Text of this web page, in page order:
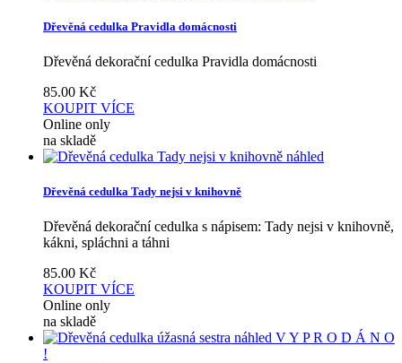
Dřevěná cedulka Pravidla domácnosti
Dřevěná dekorační cedulka Pravidla domácnosti
85.00 Kč
KOUPIT VÍCE
Online only
na skladě
náhled
Dřevěná cedulka Tady nejsi v knihovně
Dřevěná dekorační cedulka s nápisem: Tady nejsi v knihovně,
kákni, spláchni a táhni
85.00 Kč
KOUPIT VÍCE
Online only
na skladě
náhled V Y P R O D Á N O
!